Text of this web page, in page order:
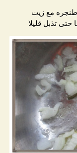
مع زيت
تذبل قليلا